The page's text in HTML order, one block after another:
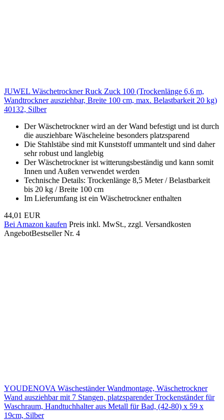
JUWEL Wäschetrockner Ruck Zuck 100 (Trockenlänge 6,6 m,
Wandtrockner ausziehbar, Breite 100 cm, max. Belastbarkeit 20 kg)
40132, Silber
Der Wäschetrockner wird an der Wand befestigt und ist durch
die ausziehbare Wäscheleine besonders platzsparend
Die Stahlstäbe sind mit Kunststoff ummantelt und sind daher
sehr robust und langlebig
Der Wäschetrockner ist witterungsbeständig und kann somit
Innen und Außen verwendet werden
Technische Details: Trockenlänge 8,5 Meter / Belastbarkeit
bis 20 kg / Breite 100 cm
Im Lieferumfang ist ein Wäschetrockner enthalten
44,01 EUR
Bei Amazon kaufen Preis inkl. MwSt., zzgl. Versandkosten
AngebotBestseller Nr. 4
YOUDENOVA Wäscheständer Wandmontage, Wäschetrockner
Wand ausziehbar mit 7 Stangen, platzsparender Trockenständer für
Waschraum, Handtuchhalter aus Metall für Bad, (42-80) x 59 x
19cm, Silber